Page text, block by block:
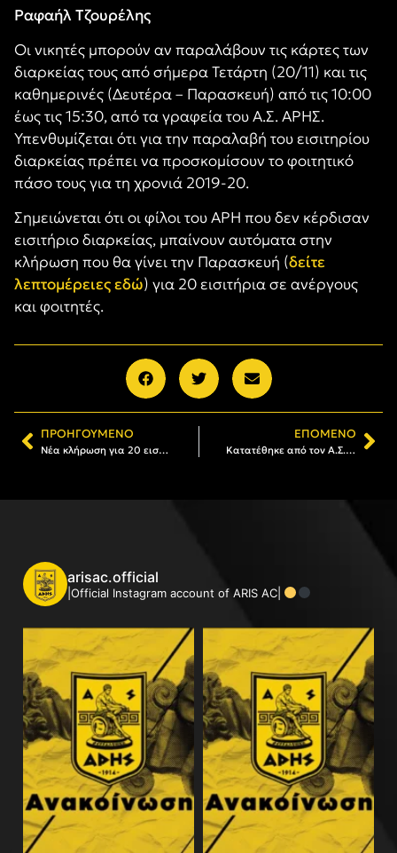
Ραφαήλ Τζουρέλης
Οι νικητές μπορούν αν παραλάβουν τις κάρτες των
διαρκείας τους από σήμερα Τετάρτη (20/11) και τις
καθημερινές (Δευτέρα – Παρασκευή) από τις 10:00
έως τις 15:30, από τα γραφεία του Α.Σ. ΑΡΗΣ.
Υπενθυμίζεται ότι για την παραλαβή του εισιτηρίου
διαρκείας πρέπει να προσκομίσουν το φοιτητικό
πάσο τους για τη χρονιά 2019-20.
Σημειώνεται ότι οι φίλοι του ΑΡΗ που δεν κέρδισαν
εισιτήριο διαρκείας, μπαίνουν αυτόματα στην
κλήρωση που θα γίνει την Παρασκευή (δείτε
λεπτομέρειες εδώ) για 20 εισιτήρια σε ανέργους
και φοιτητές.
ΠΡΟΗΓΟΎΜΕΝΟ
Νέα κλήρωση για 20 εισιτήρια διαρκείας της ΚΑΕ ΑΡΗΣ
ΕΠΌΜΕΝΟ
Κατατέθηκε από τον Α.Σ. ΑΡΗΣ η δεύτερη δόση των χρημάτων για την ενίσχυση της ΚΑΕ
arisac.official
|Official Instagram account of ARIS AC|